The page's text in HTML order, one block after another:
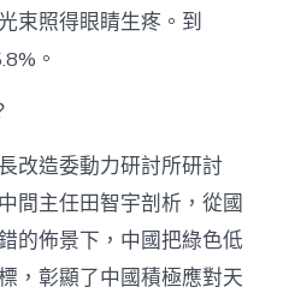
束照得眼睛生疼。到
。
改造委動力研討所研討
間主任田智宇剖析，從國
的佈景下，中國把綠色低
，彰顯了中國積極應對天